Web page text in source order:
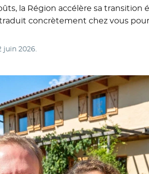
la Région accélère sa
concrètement chez vous
juin 2026.